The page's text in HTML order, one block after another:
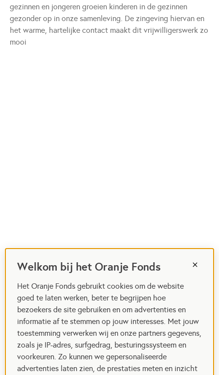
Welkom bij het Oranje Fonds
Het Oranje Fonds gebruikt cookies om de website
goed te laten werken, beter te begrijpen hoe
bezoekers de site gebruiken en om advertenties en
informatie af te stemmen op jouw interesses. Met jouw
toestemming verwerken wij en onze partners gegevens,
zoals je IP-adres, surfgedrag, besturingssysteem en
voorkeuren. Zo kunnen we gepersonaliseerde
advertenties laten zien, de prestaties meten en inzicht
gezinnen en jongeren groeien kinderen in de gezinnen
gezonder op in onze samenleving. De zingeving hiervan en
het warme, hartelijke contact maakt dit vrijwilligerswerk zo
mooi